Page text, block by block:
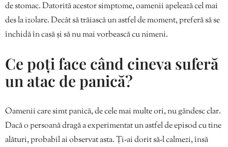
de stomac. Datorită acestor simptome, oamenii apelează cel mai
des la izolare. Decât să trăiască un astfel de moment, preferă să se
închidă în casă și să nu mai vorbească cu nimeni.
Ce poți face când cineva suferă
un atac de panică?
Oamenii care simt panică, de cele mai multe ori, nu gândesc clar.
Dacă o persoană dragă a experimentat un astfel de episod cu tine
alături, probabil ai observat asta. Ți-ai dorit să-l calmezi, însă